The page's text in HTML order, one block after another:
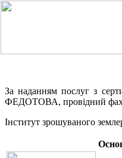
За наданням послуг з
ФЕДОТОВА, провідний
Інститут зрошуваного